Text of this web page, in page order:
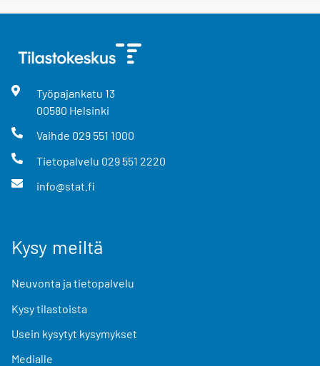
Työpajankatu 13
00580 Helsinki
Vaihde 029 551 1000
Tietopalvelu 029 551 2220
info@stat.fi
Kysy meiltä
Neuvonta ja tietopalvelu
Kysy tilastoista
Usein kysytyt kysymykset
Medialle